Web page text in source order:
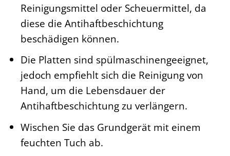
Reinigungsmittel oder Scheuermittel, da
diese die Antihaftbeschichtung
beschädigen können.
Die Platten sind spülmaschinengeeignet,
jedoch empfiehlt sich die Reinigung von
Hand, um die Lebensdauer der
Antihaftbeschichtung zu verlängern.
Wischen Sie das Grundgerät mit einem
feuchten Tuch ab.